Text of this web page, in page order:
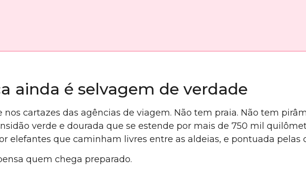
ainda é selvagem de verdade
nos cartazes das agências de viagem. Não tem praia. Não tem
verde e dourada que se estende por mais de 750 mil
elefantes que caminham livres entre as aldeias, e pontuada pelas
quem chega preparado.